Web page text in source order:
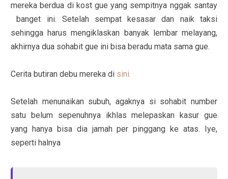
mereka berdua di kost gue yang sempitnya nggak santay
banget ini. Setelah sempat kesasar dan naik taksi
sehingga harus mengiklaskan banyak lembar melayang,
akhirnya dua sohabit gue ini bisa beradu mata sama gue.
Cerita butiran debu mereka di sini.
Setelah menunaikan subuh, agaknya si sohabit number
satu belum sepenuhnya ikhlas melepaskan kasur gue
yang hanya bisa dia jamah per pinggang ke atas. Iye,
seperti halnya